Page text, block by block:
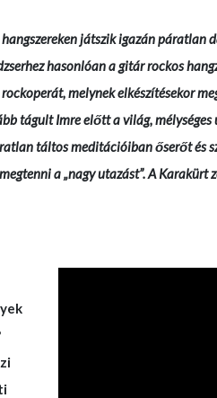
játszik igazán páratlan
hasonlóan a gitár rockos
rockoperát, melynek elkészítésekor
tágult Imre előtt a világ,
táltos meditációiban őserőt és
a „nagy utazást”. A